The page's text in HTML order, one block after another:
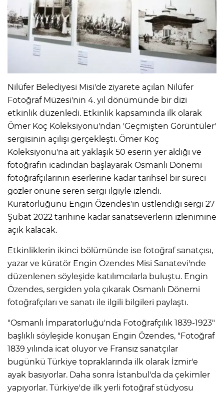
Nilüfer Belediyesi Misi'de ziyarete açılan Nilüfer
Fotoğraf Müzesi'nin 4. yıl dönümünde bir dizi
etkinlik düzenledi. Etkinlik kapsamında ilk olarak
Ömer Koç Koleksiyonu'ndan 'Geçmişten Görüntüler'
sergisinin açılışı gerçekleşti. Ömer Koç
Koleksiyonu'na ait yaklaşık 50 eserin yer aldığı ve
fotoğrafın icadından başlayarak Osmanlı Dönemi
fotoğrafçılarının eserlerine kadar tarihsel bir süreci
gözler önüne seren sergi ilgiyle izlendi.
Küratörlüğünü Engin Özendes'in üstlendiği sergi 27
Şubat 2022 tarihine kadar sanatseverlerin izlenimine
açık kalacak.
Etkinliklerin ikinci bölümünde ise fotoğraf sanatçısı,
yazar ve küratör Engin Özendes Misi Sanatevi'nde
düzenlenen söyleşide katılımcılarla buluştu. Engin
Özendes, sergiden yola çıkarak Osmanlı Dönemi
fotoğrafçıları ve sanatı ile ilgili bilgileri paylaştı.
"Osmanlı İmparatorluğu'nda Fotoğrafçılık 1839-1923"
başlıklı söyleşide konuşan Engin Özendes, "Fotoğraf
1839 yılında icat oluyor ve Fransız sanatçılar
bugünkü Türkiye topraklarında ilk olarak İzmir'e
ayak basıyorlar. Daha sonra İstanbul'da da çekimler
yapıyorlar. Türkiye'de ilk yerli fotoğraf stüdyosu